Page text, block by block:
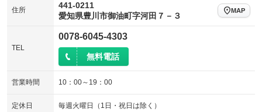
住所
441-0211
愛知県豊川市御油町字河田７－３
MAP
TEL
0078-6045-4303
無料電話
営業時間 10：00～19：00
定休日 毎週火曜日（1日・祝日は除く）